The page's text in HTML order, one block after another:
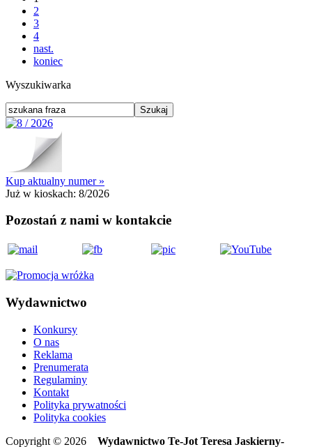
2
3
4
nast.
koniec
Wyszukiwarka
Kup aktualny numer »
Już w kioskach: 8/2026
Pozostań z nami w kontakcie
Wydawnictwo
Konkursy
O nas
Reklama
Prenumerata
Regulaminy
Kontakt
Polityka prywatności
Polityka cookies
Copyright © 2026 Wydawnictwo Te-Jot Teresa Jaskierny-